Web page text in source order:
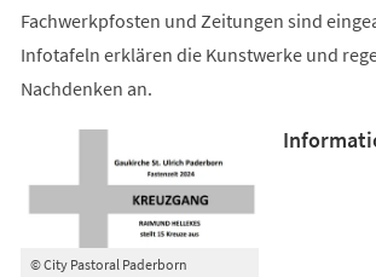
Fachwerkpfosten und Zeitungen sind
Infotafeln erklären die Kunstwerke und
Nachdenken an.
© City Pastoral Paderborn